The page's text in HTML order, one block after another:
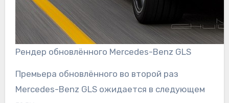
Рендер обновлённого Mercedes-Benz GLS
Премьера обновлённого во второй раз
Mercedes-Benz GLS ожидается в следующем